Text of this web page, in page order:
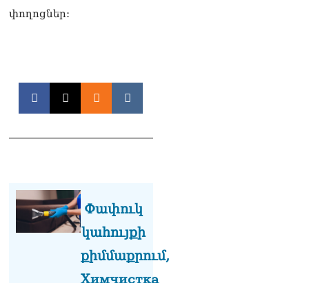
փողոցներ:
Փափուկ
կահույքի
քիմմաքրում,
Химчистка